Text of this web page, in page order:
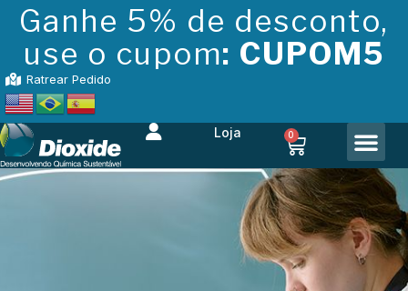
Ganhe 5% de desconto,
use o cupom: CUPOM5
Ratrear Pedido
Loja 0